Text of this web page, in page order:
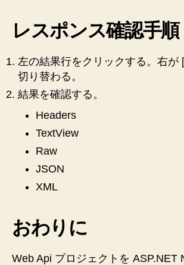
レスポンス確認手順
左の結果行をクリックする。右が
切り替わる。
結果を確認する。
Headers
TextView
Raw
JSON
XML
おわりに
Web Api プロジェクトを ASP.NET